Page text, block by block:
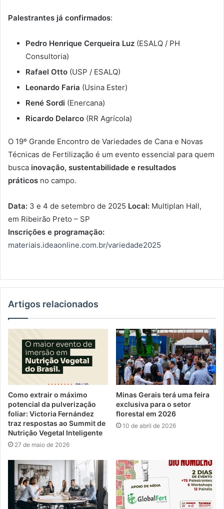
Palestrantes já confirmados:
Pedro Henrique Cerqueira Luz (ESALQ / PH
Consultoria)
Rafael Otto (USP / ESALQ)
Leonardo Faria (Usina Ester)
René Sordi (Enercana)
Ricardo Delarco (RR Agrícola)
O 19º Grande Encontro de Variedades de Cana e Novas
Técnicas de Fertilização é um evento essencial para quem
busca inovação, sustentabilidade e resultados
práticos no campo.
Data: 3 e 4 de setembro de 2025 Local: Multiplan Hall,
em Ribeirão Preto – SP
Inscrições e programação:
materiais.ideaonline.com.br/variedade2025
Artigos relacionados
Como extrair o máximo
potencial da pulverização
foliar: Victoria Fernández
traz respostas ao Summit de
Nutrição Vegetal Inteligente
27 de maio de 2026
Minas Gerais terá uma feira
exclusiva para o setor
florestal em 2026
10 de abril de 2026